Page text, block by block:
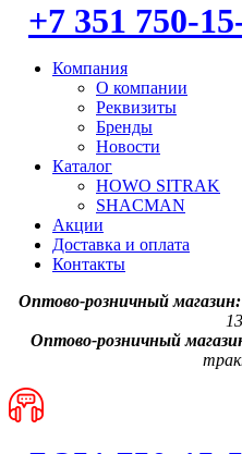
+7 351 750-
Компания
О компании
Реквизиты
Бренды
Новости
Каталог
HOWO SITRAK
SHACMAN
Акции
Доставка и оплата
Контакты
Оптово-розничный магазин:
Оптово-розничный